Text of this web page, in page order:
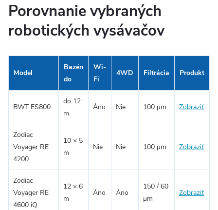
Porovnanie vybraných
robotických vysávačov
Model
Bazén
do
Wi-
Fi
4WD Filtrácia Produkt
BWT ES800
do 12
m
Áno Nie 100 μm Zobraziť
Zodiac
Voyager RE
4200
10 × 5
m
Nie Nie 100 μm Zobraziť
Zodiac
Voyager RE
4600 iQ
12 × 6
m
Áno Áno
150 / 60
μm
Zobraziť